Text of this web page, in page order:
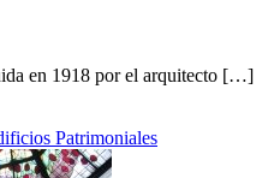
en 1918 por el arquitecto […]
Patrimoniales